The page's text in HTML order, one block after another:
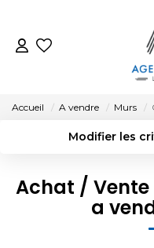
Accueil A vendre Murs
Modifier les
Sélectionnez...
Type de bien
Achat / Vente
a